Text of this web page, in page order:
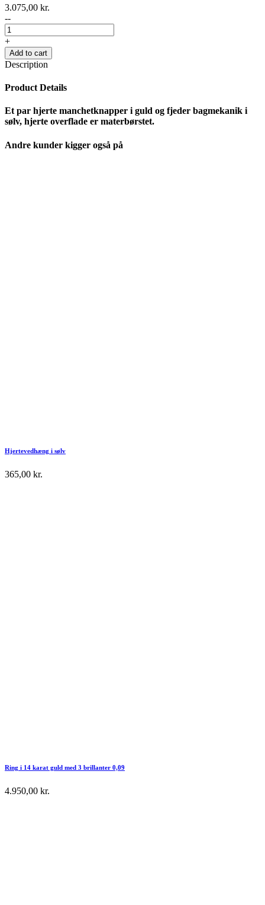
3.075,00 kr.
--
+
Add to cart
Description
Product Details
Et par hjerte manchetknapper i guld og fjeder bagmekanik i
sølv, hjerte overflade er materbørstet.
Andre kunder kigger også på
Hjertevedhæng i sølv
365,00 kr.
Ring i 14 karat guld med 3 brillanter 0,09
4.950,00 kr.